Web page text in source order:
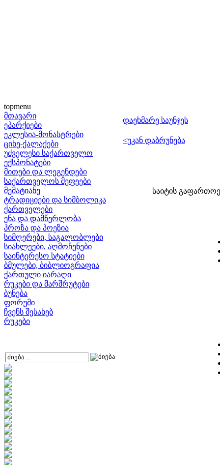
topmenu
მთავარი
ეპარქიები
ეკლესია-მონასტრები
ციხე-ქალაქები
უძველესი საქართველო
ექსპონატები
მითები და ლეგენდები
საქართველოს მეფეები
მემატიანე
ტრადიციები და სიმბოლიკა
ქართველები
ენა და დამწერლობა
პროზა და პოეზია
სიმღერები, საგალობლები
სიახლეები, აღმოჩენები
საინტერესო სტატიები
ბმულები, ბიბლიოგრაფია
ქართული იარაღი
რუკები და მარშრუტები
ბუნება
ფორუმი
ჩვენს შესახებ
რუკები
დაეხმარე საუნჯეს
<უკან დაბრუნება
საიტის